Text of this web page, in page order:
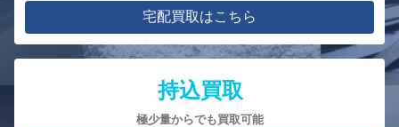
宅配買取はこちら
持込買取
極少量からでも買取可能